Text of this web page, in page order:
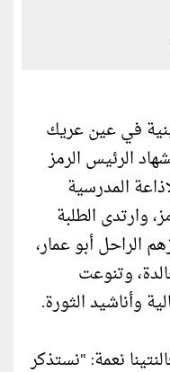
في عين عريك
الذكرى 17 لاستشهاد الرئيس الرمز
المدرسية
وارتدى الطلبة
الراحل أبو عمار،
وتنوعت
وأناشيد الثورة.
نعمة: "نستذكر